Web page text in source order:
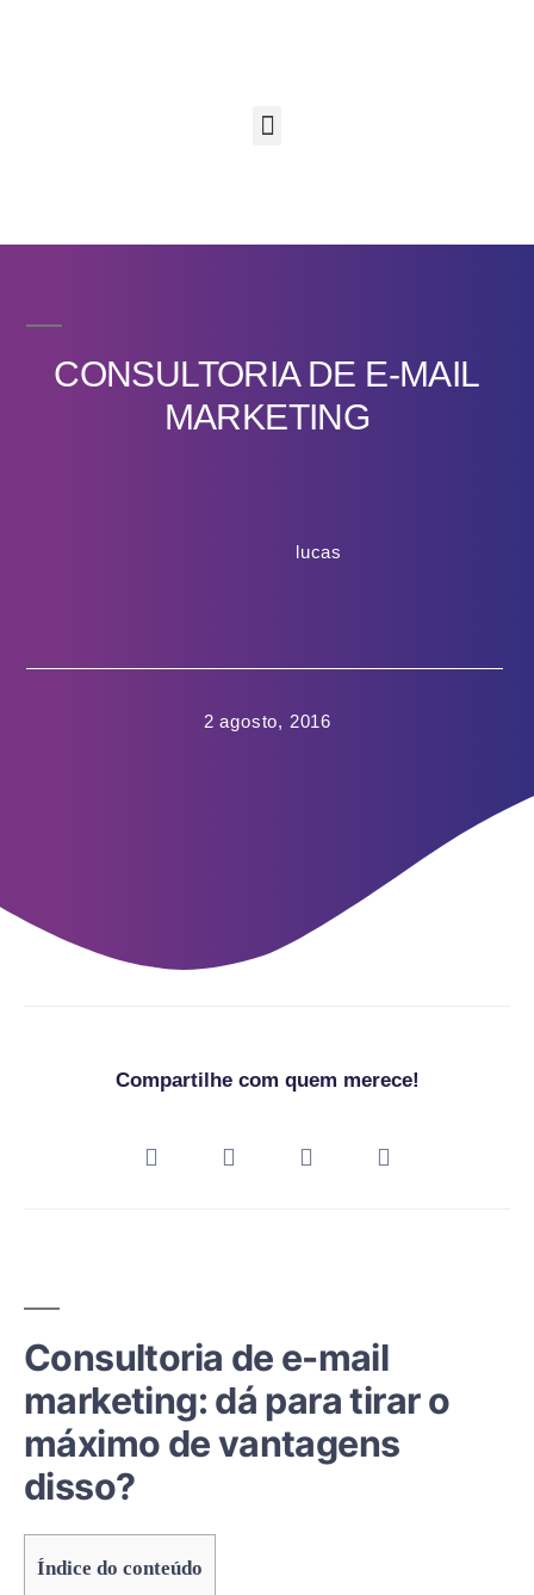
CONSULTORIA DE E-MAIL
MARKETING
lucas
2 agosto, 2016
Compartilhe com quem merece!
Consultoria de e-mail
marketing: dá para tirar o
máximo de vantagens
disso?
Índice do conteúdo